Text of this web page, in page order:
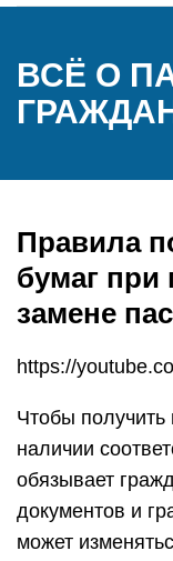
ВСЁ О
Правила
бумаг при
замене
https://
Чтобы получить
наличии
обязывает
документов и
может